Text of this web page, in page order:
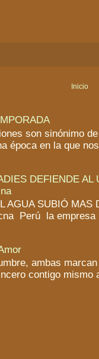
Inicio
son sinónimo de
época en la que
DEFIENDE
AGUA SUBIÓ MAS
Perú la
ambas
contigo mismo